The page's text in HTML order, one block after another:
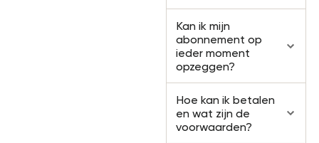
Kan ik mijn
abonnement op
ieder moment
opzeggen?
Hoe kan ik betalen
en wat zijn de
voorwaarden?